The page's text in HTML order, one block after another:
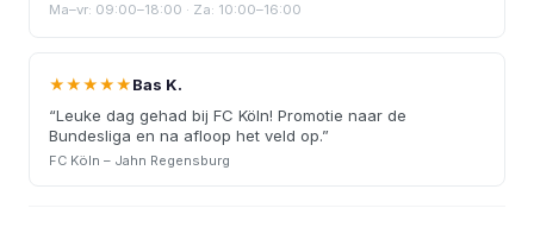
Ma–vr: 09:00–18:00 · Za: 10:00–16:00
★★★★★Bas K.
“Leuke dag gehad bij FC Köln! Promotie naar de
Bundesliga en na afloop het veld op.”
FC Köln – Jahn Regensburg